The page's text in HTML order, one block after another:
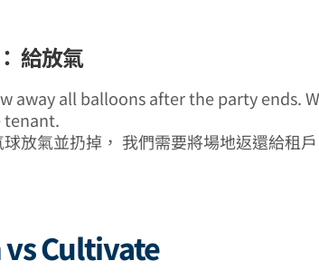
給放氣
away all balloons after the party ends.
tenant.
放氣並扔掉， 我們需要將場地返還給租戶
Cultivate